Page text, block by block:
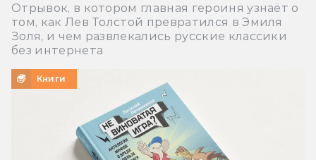
Отрывок, в котором главная героиня узнаёт о
том, как Лев Толстой превратился в Эмиля
Золя, и чем развлекались русские классики
без интернета
Книги